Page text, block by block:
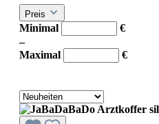
Preis
Minimal
€
–
Maximal
€